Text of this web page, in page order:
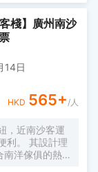
莫蘭迪色系風
差首善之選。
統，高級自動
的入住體
“Make A
棧】廣州南沙
14日
HKD 565+ /人
，近南沙客運
利。 其設計理
洋傢俱的熱情